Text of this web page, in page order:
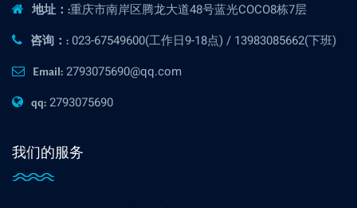
地址：:重庆市南岸区腾龙大道48号蓝光COCO8栋7层
咨询：: 023-67549600(工作日9-18点) / 13983085662(下班)
Email: 2793075690@qq.com
qq: 2793075690
我们的服务